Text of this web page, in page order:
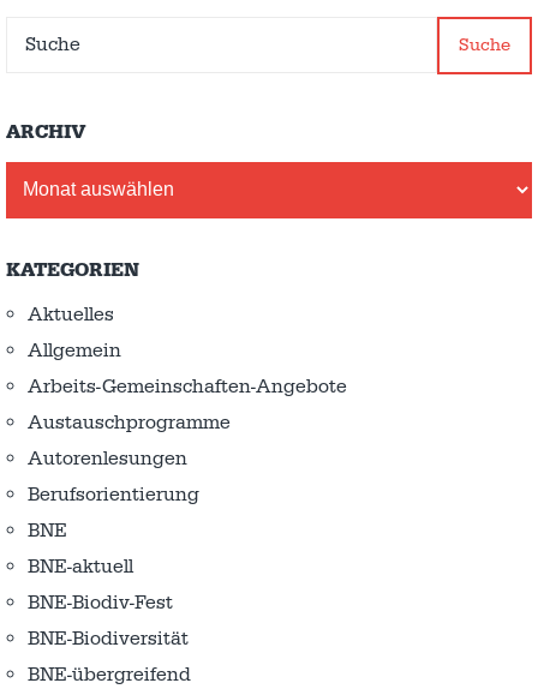
Suche
ARCHIV
KATEGORIEN
Aktuelles
Allgemein
Arbeits-Gemeinschaften-Angebote
Austausch­programme
Autorenlesungen
Berufsorientierung
BNE
BNE-aktuell
BNE-Biodiv-Fest
BNE-Biodiversität
BNE-übergreifend